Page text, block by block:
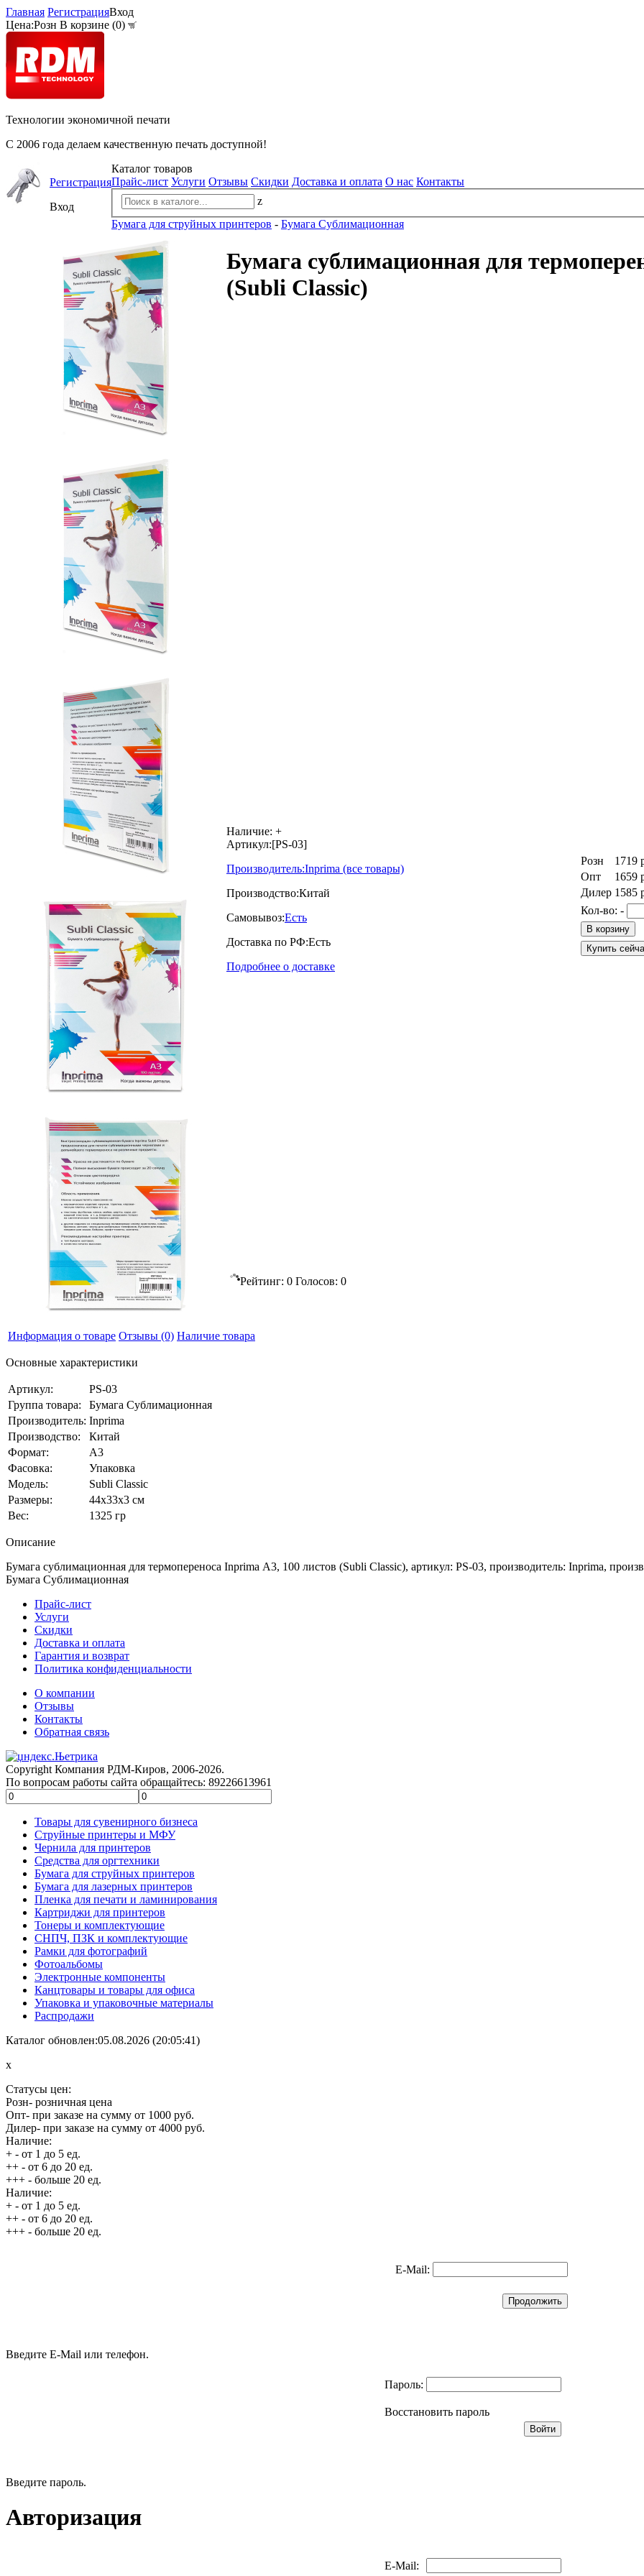
Главная РегистрацияВход
Цена:Розн В корзине (0)
Технологии экономичной печати
С 2006 года делаем качественную печать доступной!
Регистрация
Вход
Каталог товаров
Прайс-лист Услуги Отзывы Скидки Доставка и оплата О нас Контакты
z
Бумага для струйных принтеров - Бумага Сублимационная
Бумага сублимационная для
(Subli Classic)
Наличие: +
Артикул:[PS-03]
Производитель:Inprima (все товары)
Производство:Китай
Самовывоз:Есть
Доставка по РФ:Есть
Подробнее о доставке
Розн 1719
Опт
1659
Дилер 1585
Кол-во: -
Рейтинг: 0 Голосов: 0
Информация о товаре Отзывы (0) Наличие товара
Основные характеристики
Артикул:
PS-03
Группа товара:
Бумага Сублимационная
Производитель: Inprima
Производство:
Китай
Формат:
А3
Фасовка:
Упаковка
Модель:
Subli Classic
Размеры:
44x33x3 см
Вес:
1325 гр
Описание
Бумага сублимационная для термопереноса Inprima А3, 100 листов (Subli Classic), артикул: PS-03, производитель: Inprima,
Бумага Сублимационная
Прайс-лист
Услуги
Скидки
Доставка и оплата
Гарантия и возврат
Политика конфиденциальности
О компании
Отзывы
Контакты
Обратная связь
Copyright Компания РДМ-Киров, 2006-2026.
По вопросам работы сайта обращайтесь: 89226613961
Товары для сувенирного бизнеса
Струйные принтеры и МФУ
Чернила для принтеров
Средства для оргтехники
Бумага для струйных принтеров
Бумага для лазерных принтеров
Пленка для печати и ламинирования
Картриджи для принтеров
Тонеры и комплектующие
СНПЧ, ПЗК и комплектующие
Рамки для фотографий
Фотоальбомы
Электронные компоненты
Канцтовары и товары для офиса
Упаковка и упаковочные материалы
Распродажи
Каталог обновлен:05.08.2026 (20:05:41)
x
Статусы цен:
Розн- розничная цена
Опт- при заказе на сумму от 1000 руб.
Дилер- при заказе на сумму от 4000 руб.
Наличие:
+ - от 1 до 5 ед.
++ - от 6 до 20 ед.
+++ - больше 20 ед.
Наличие:
+ - от 1 до 5 ед.
++ - от 6 до 20 ед.
+++ - больше 20 ед.
E-Mail:
Введите E-Mail или телефон.
Пароль:
Восстановить пароль
Введите пароль.
Авторизация
E-Mail: